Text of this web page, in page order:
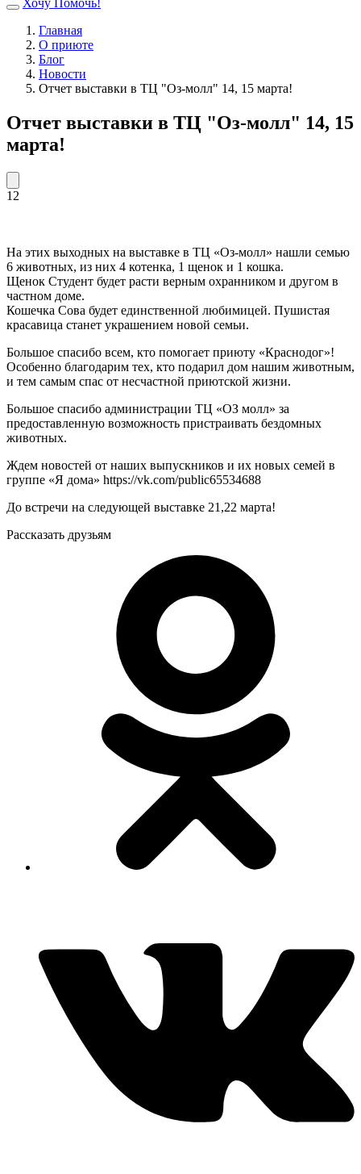
Хочу Помочь!
Главная
О приюте
Блог
Новости
Отчет выставки в ТЦ "Оз-молл" 14, 15 марта!
Отчет выставки в ТЦ "Оз-молл" 14, 15
марта!
12
На этих выходных на выставке в ТЦ «Оз-молл» нашли семью
6 животных, из них 4 котенка, 1 щенок и 1 кошка.
Щенок Студент будет расти верным охранником и другом в
частном доме.
Кошечка Сова будет единственной любимицей. Пушистая
красавица станет украшением новой семьи.
Большое спасибо всем, кто помогает приюту «Краснодог»!
Особенно благодарим тех, кто подарил дом нашим животным,
и тем самым спас от несчастной приютской жизни.
Большое спасибо администрации ТЦ «ОЗ молл» за
предоставленную возможность пристраивать бездомных
животных.
Ждем новостей от наших выпускников и их новых семей в
группе «Я дома» https://vk.com/public65534688
До встречи на следующей выставке 21,22 марта!
Рассказать друзьям